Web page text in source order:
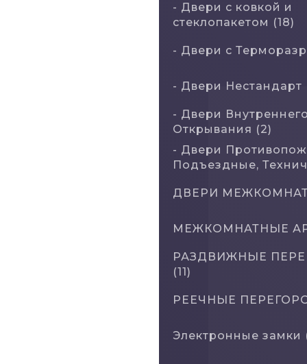
- Двери с кoвкой и
стеклопакетом (18)
- Двери с
- Двери Нecтaндaрт
- Двери
Открывания (2)
- Двери
Подъездные,
ДВЕРИ
МЕЖКОМНАТНЫЕ
РАЗДВИЖНЫЕ
(11)
РЕЕЧНЫЕ
Электронные замки